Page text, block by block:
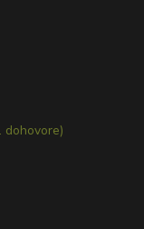
dohovore)